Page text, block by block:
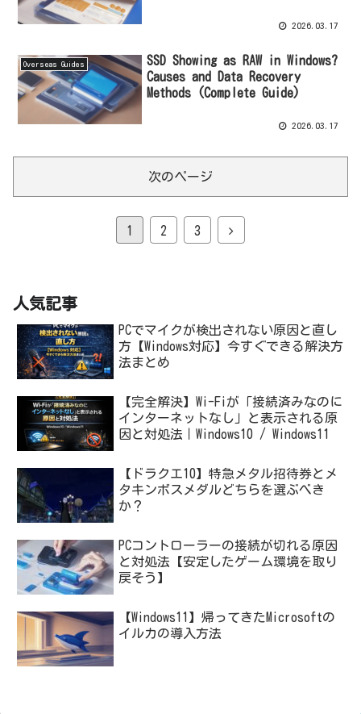
2026.03.17
Overseas Guides
SSD Showing as RAW in Windows?
Causes and Data Recovery
Methods (Complete Guide)
2026.03.17
次のページ
1 2 3
人気記事
PCでマイクが検出されない原因と直し
方【Windows対応】今すぐできる解決方
法まとめ
【完全解決】Wi-Fiが「接続済みなのに
インターネットなし」と表示される原
因と対処法｜Windows10 / Windows11
【ドラクエ10】特急メタル招待券とメ
タキンボスメダルどちらを選ぶべき
か？
PCコントローラーの接続が切れる原因
と対処法【安定したゲーム環境を取り
戻そう】
【Windows11】帰ってきたMicrosoftの
イルカの導入方法